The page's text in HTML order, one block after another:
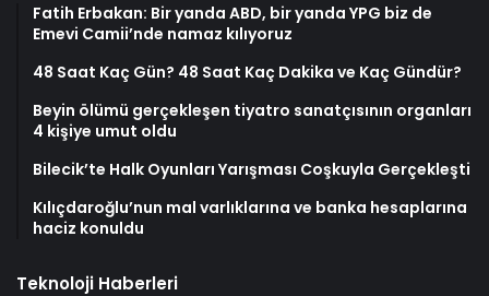
Fatih Erbakan: Bir yanda ABD, bir yanda YPG biz de
Emevi Camii’nde namaz kılıyoruz
48 Saat Kaç Gün? 48 Saat Kaç Dakika ve Kaç Gündür?
Beyin ölümü gerçekleşen tiyatro sanatçısının organları
4 kişiye umut oldu
Bilecik’te Halk Oyunları Yarışması Coşkuyla Gerçekleşti
Kılıçdaroğlu’nun mal varlıklarına ve banka hesaplarına
haciz konuldu
Teknoloji Haberleri